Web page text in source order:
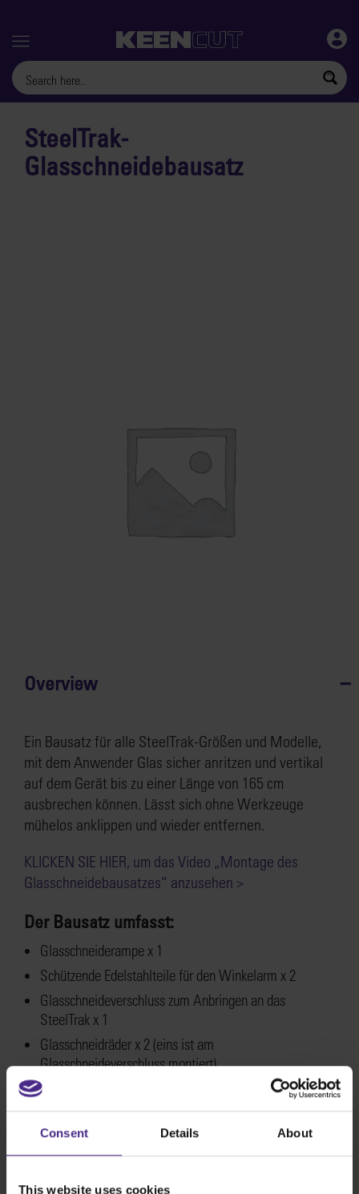
Consent Details About
This website uses cookies
Menu
SteelTrak-
Glasschneidebausatz
Overview
Ein Bausatz für alle SteelTrak-Größen und Modelle,
mit dem Anwender Glas sicher anritzen und vertikal
auf dem Gerät bis zu einer Länge von 165 cm
ausbrechen können. Lässt sich ohne Werkzeuge
mühelos anklippen und wieder entfernen.
KLICKEN SIE HIER, um das Video „Montage des
Glasschneidebausatzes“ anzusehen >
Der Bausatz umfasst:
Glasschneiderampe x 1
Schützende Edelstahlteile für den Winkelarm x 2
Glasschneideverschluss zum Anbringen an das
SteelTrak x 1
Glasschneidräder x 2 (eins ist am
Glasschneideverschluss montiert)
Befestigungsschraube x 1
1,5-mm-Inbusschlüssel x 1
Anleitungen